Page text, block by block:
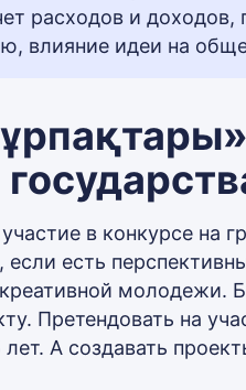
расходов и доходов,
влияние идеи на
в конкурсе на
есть
молодежи.
Претендовать на
лет. А создавать